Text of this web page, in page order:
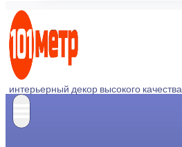
интерьерный декор высокого качества